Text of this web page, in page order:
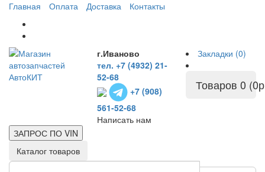
Главная Оплата Доставка Контакты
г.Иваново
тел. +7 (4932) 21-
52-68
+7 (908)
561-52-68
Написать нам
Закладки (0)
Товаров 0
ЗАПРОС ПО VIN
Каталог товаров